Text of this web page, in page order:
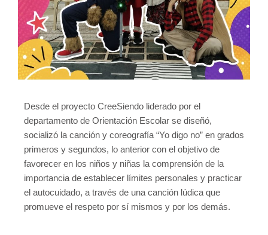
Desde el proyecto CreeSiendo liderado por el
departamento de Orientación Escolar se diseñó,
socializó la canción y coreografía “Yo digo no” en grados
primeros y segundos, lo anterior con el objetivo de
favorecer en los niños y niñas la comprensión de la
importancia de establecer límites personales y practicar
el autocuidado, a través de una canción lúdica que
promueve el respeto por sí mismos y por los demás.